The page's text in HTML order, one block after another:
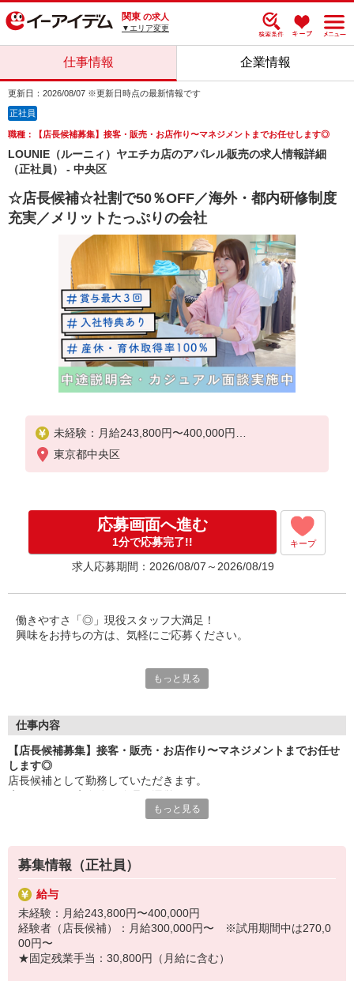
関東 の求人
▼エリア変更
仕事情報 企業情報
更新日：2026/08/07 ※更新日時点の最新情報です
正社員
職種：【店長候補募集】接客・販売・お店作り〜マネジメントまでお任せします◎
LOUNIE（ルーニィ）ヤエチカ店のアパレル販売の求人情報詳細
（正社員） - 中央区
☆店長候補☆社割で50％OFF／海外・都内研修制度
充実／メリットたっぷりの会社
未経験：月給243,800円〜400,000円
経験者（店長候補）：月給300,000円〜 ※試用期間
中は270,000円〜
※経験・能力考慮
※固定残業時間は1ヶ月あたり20時間、超過時は追加
で残業手当支給
※月3万円まで交通費支給
※試用期間（2〜3ヶ月）も同条件
【手当】固定残業手当／資格手当／店舗職制手当／
住宅手当（実家外かつ賃貸の場合のみ別途支給）※
試用期間明けから支給／特別手当
※手当の種類はエリアにより異なります。詳細は面
東京都中央区
応募画面へ進む
1分で応募完了!! キープ
求人応募期間：2026/08/07～2026/08/19
働きやすさ「◎」現役スタッフ大満足！
興味をお持ちの方は、気軽にご応募ください。
復帰後の時短勤務など生活環境に合わせた働き方もできます。こ
【ライブラリースペース（会社内）有】
様々な分野の本を常備！ショップスタッフの利用可能。
【1シーズン1〜2コーデ分支給（規定あり）】
■安定経営！続々新店OPEN
■半月前に翌月のシフト完成
■入社特典有※配属による
■50％の社員割引・制服無料支給有
もっと見る
仕事内容
【店長候補募集】接客・販売・お店作り〜マネジメントまでお任せ
します◎
店長候補として勤務していただきます。
スタッフの教育や予算・売上管理、在庫管理など、幅広い業務を担
心ください！
＼オンライン会社説明会を実施します／
7/30（木）13：00 ／ 8/7（金）16：00
＼＊採用＊Instagramページ／
https://www.instagram.com/aiia_recruit/
もっと見る
募集情報（正社員）
給与
未経験：月給243,800円〜400,000円
経験者（店長候補）：月給300,000円〜 ※試用期間中は270,0
00円〜
★固定残業手当：30,800円（月給に含む）